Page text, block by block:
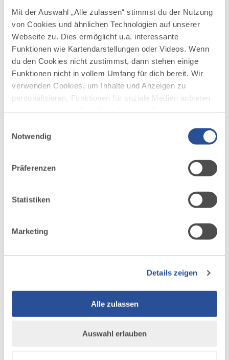
Mit der Auswahl „Alle zulassen“ stimmst du der Nutzung
von Cookies und ähnlichen Technologien auf unserer
Webseite zu. Dies ermöglicht u.a. interessante
Funktionen wie Kartendarstellungen oder Videos. Wenn
du den Cookies nicht zustimmst, dann stehen einige
Funktionen nicht in vollem Umfang für dich bereit. Wir
verwenden Cookies, um Inhalte und Anzeigen zu
personalisieren, Funktionen für soziale Medien anbieten
deiner Verwendung unserer Website an unsere Partner
möglicherweise mit weiteren Daten zusammen, die du
Nutzung der Dienste gesammelt haben.
Notwendig
Präferenzen
Statistiken
Marketing
Details zeigen
Alle zulassen
Auswahl erlauben
Geschick mitbringst, wetterfest bist und Lust darauf
hast, auf direktem Wege die Kundinnen und Kunden
glücklich zu machen?
AUF YOUTUBE ANSEHEN
möchtest einmal den Outdoor-Grillplatz für Firmenfeste
bei Linara ausprobieren? Dann findest du hier den Job als
Job-Checkliste